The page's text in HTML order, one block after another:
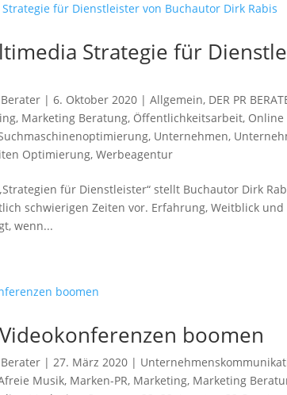
Strategie für
|6. Oktober 2020 |Allgemein, DER PR
, Marketing Beratung, Öffentlichkeitsarbeit,
, Unternehmen,
Optimierung,Werbeagentur
für Dienstleister“ stellt Buchautor Dirk
schwierigen Zeiten vor. Erfahrung, Weitblick
wenn...
boomen
|27. März 2020 |
Musik, Marken-PR, Marketing, Marketing